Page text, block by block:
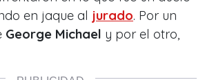
en jaque al jurado. Por un
George Michael y por el otro,